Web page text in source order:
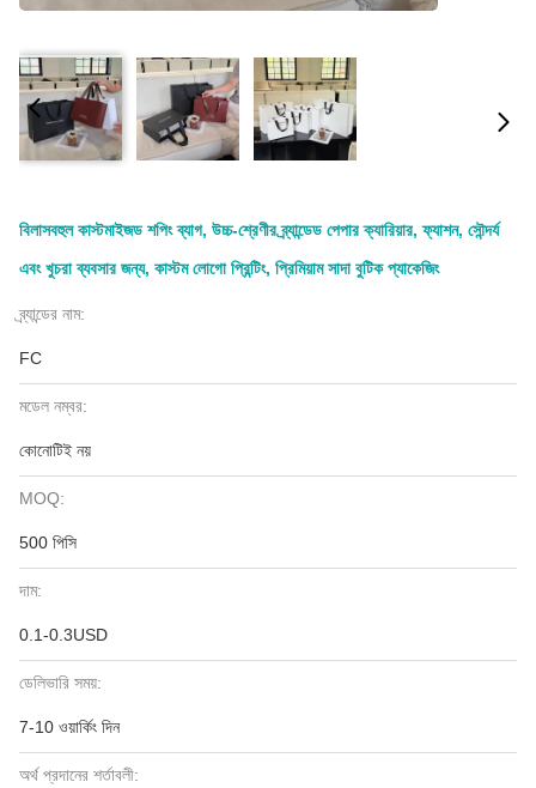
বিলাসবহুল কাস্টমাইজড শপিং ব্যাগ, উচ্চ-শ্রেণীর ব্র্যান্ডেড পেপার ক্যারিয়ার, ফ্যাশন, সৌন্দর্য
এবং খুচরা ব্যবসার জন্য, কাস্টম লোগো প্রিন্টিং, প্রিমিয়াম সাদা বুটিক প্যাকেজিং
ব্র্যান্ডের নাম:
FC
মডেল নম্বর:
কোনোটিই নয়
MOQ:
500 পিসি
দাম:
0.1-0.3USD
ডেলিভারি সময়:
7-10 ওয়ার্কিং দিন
অর্থ প্রদানের শর্তাবলী: